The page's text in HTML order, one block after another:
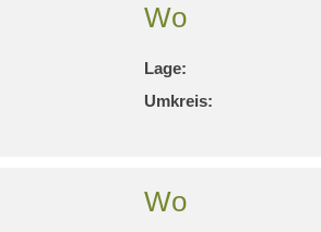
Wo
Lage:
Umkreis:
Wo